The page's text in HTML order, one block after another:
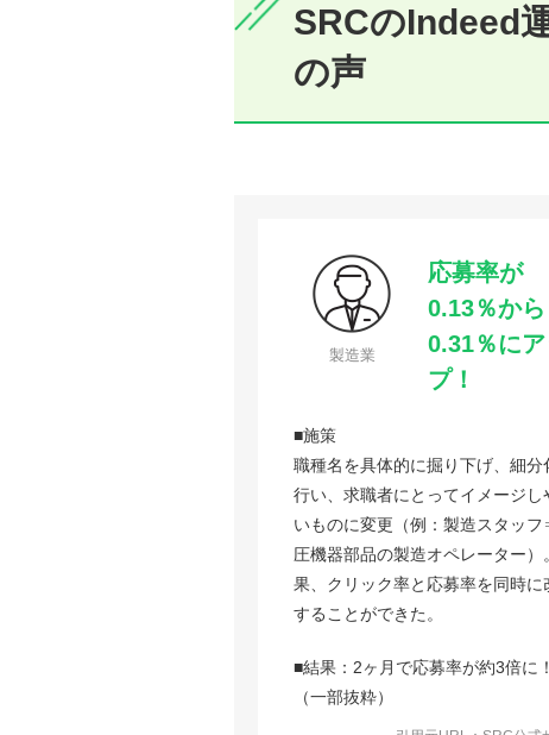
SRCのIndeed
の声
製造業
応募率が
0.13％から
0.31％にア
プ！
■施策
職種名を具体的に掘り下げ、細分
行い、求職者にとってイメージし
いものに変更（例：製造スタッ
圧機器部品の製造オペレーター）
果、クリック率と応募率を同時に
することができた。
■結果：2ヶ月で応募率が約3倍に！
（一部抜粋）